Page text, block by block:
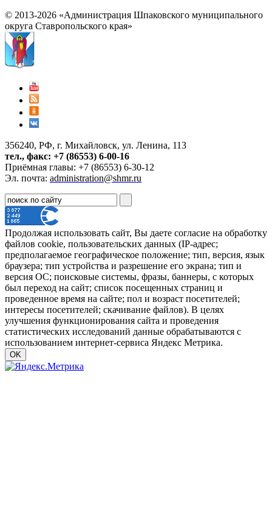
© 2013-2026 «Администрация Шпаковского муниципального
округа Ставропольского края»
356240, РФ, г. Михайловск, ул. Ленина, 113
тел., факс: +7 (86553) 6-00-16
Приёмная главы: +7 (86553) 6-30-12
Эл. почта: administration@shmr.ru
Продолжая использовать сайт, Вы даете согласие на обработку
файлов cookie, пользовательских данных (IP-адрес;
предполагаемое географическое положение; тип, версия, язык
браузера; тип устройства и разрешение его экрана; тип и
версия ОС; поисковые системы, фразы, баннеры, с которых
был переход на сайт; список посещенных страниц и
проведенное время на сайте; пол и возраст посетителей;
интересы посетителей; скачивание файлов). В целях
улучшения функционирования сайта и проведения
статистических исследований данные обрабатываются с
использованием интернет-сервиса Яндекс Метрика.
OK